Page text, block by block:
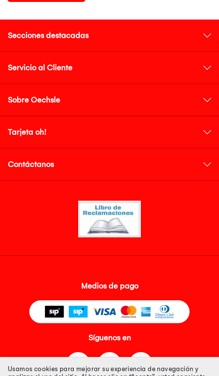
Secciones destacadas
Servicio al Cliente
Sobre Oechsle
Tarjeta oh!
Contáctanos
Medios de pago
Síguenos en
Usamos cookies para mejorar su experiencia de navegación y